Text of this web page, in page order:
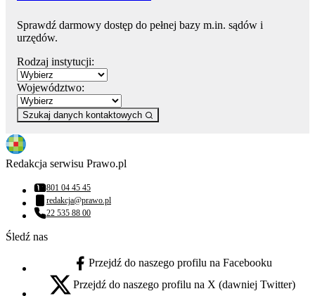
Sprawdź darmowy dostęp do pełnej bazy m.in. sądów i
urzędów.
Rodzaj instytucji:
Województwo:
Szukaj danych kontaktowych
Redakcja serwisu Prawo.pl
Numer telefonu:
801 04 45 45
Adres email:
redakcja@prawo.pl
Numer telefonu:
22 535 88 00
Śledź nas
facebook - otwiera się w nowej karcie
Przejdź do naszego profilu na Facebooku
x - otwiera się w nowej karcie
Przejdź do naszego profilu na X (dawniej Twitter)